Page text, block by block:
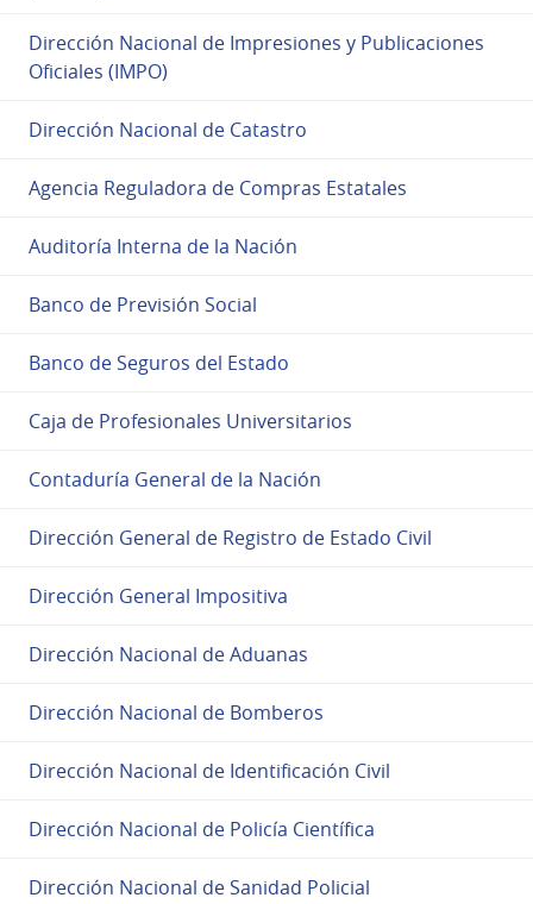
Dirección Nacional de Impresiones y Publicaciones
Oficiales (IMPO)
Dirección Nacional de Catastro
Agencia Reguladora de Compras Estatales
Auditoría Interna de la Nación
Banco de Previsión Social
Banco de Seguros del Estado
Caja de Profesionales Universitarios
Contaduría General de la Nación
Dirección General de Registro de Estado Civil
Dirección General Impositiva
Dirección Nacional de Aduanas
Dirección Nacional de Bomberos
Dirección Nacional de Identificación Civil
Dirección Nacional de Policía Científica
Dirección Nacional de Sanidad Policial